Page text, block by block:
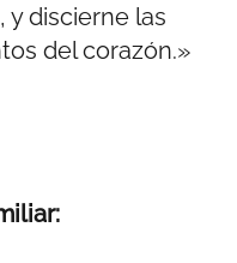
y discierne las
del corazón.»